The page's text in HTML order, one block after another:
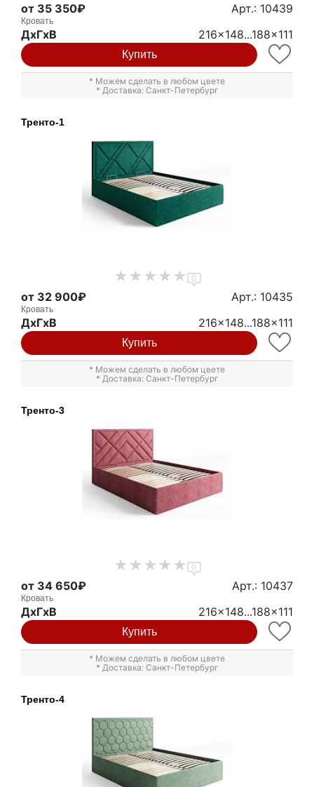
от 35 350₽ Арт.: 10439
Кровать
ДxГxВ 216x148...188x111
Купить
* Можем сделать в любом цвете
* Доставка: Санкт-Петербург
Тренто-1
0
от 32 900₽ Арт.: 10435
Кровать
ДxГxВ 216x148...188x111
Купить
* Можем сделать в любом цвете
* Доставка: Санкт-Петербург
Тренто-3
0
от 34 650₽ Арт.: 10437
Кровать
ДxГxВ 216x148...188x111
Купить
* Можем сделать в любом цвете
* Доставка: Санкт-Петербург
Тренто-4